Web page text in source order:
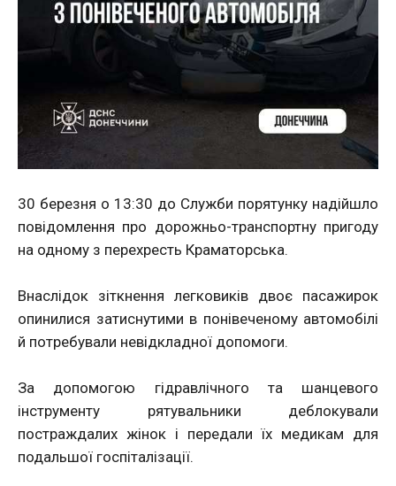
30 березня о 13:30 до Служби порятунку надійшло
повідомлення про дорожньо-транспортну пригоду
на одному з перехресть Краматорська.
Внаслідок зіткнення легковиків двоє пасажирок
опинилися затиснутими в понівеченому автомобілі
й потребували невідкладної допомоги.
За допомогою гідравлічного та шанцевого
інструменту рятувальники деблокували
постраждалих жінок і передали їх медикам для
подальшої госпіталізації.